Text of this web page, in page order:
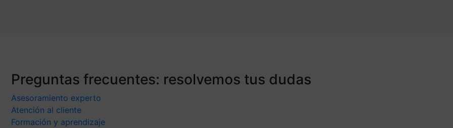
Preguntas frecuentes: resolvemos tus dudas
Asesoramiento experto
Atención al cliente
Formación y aprendizaje